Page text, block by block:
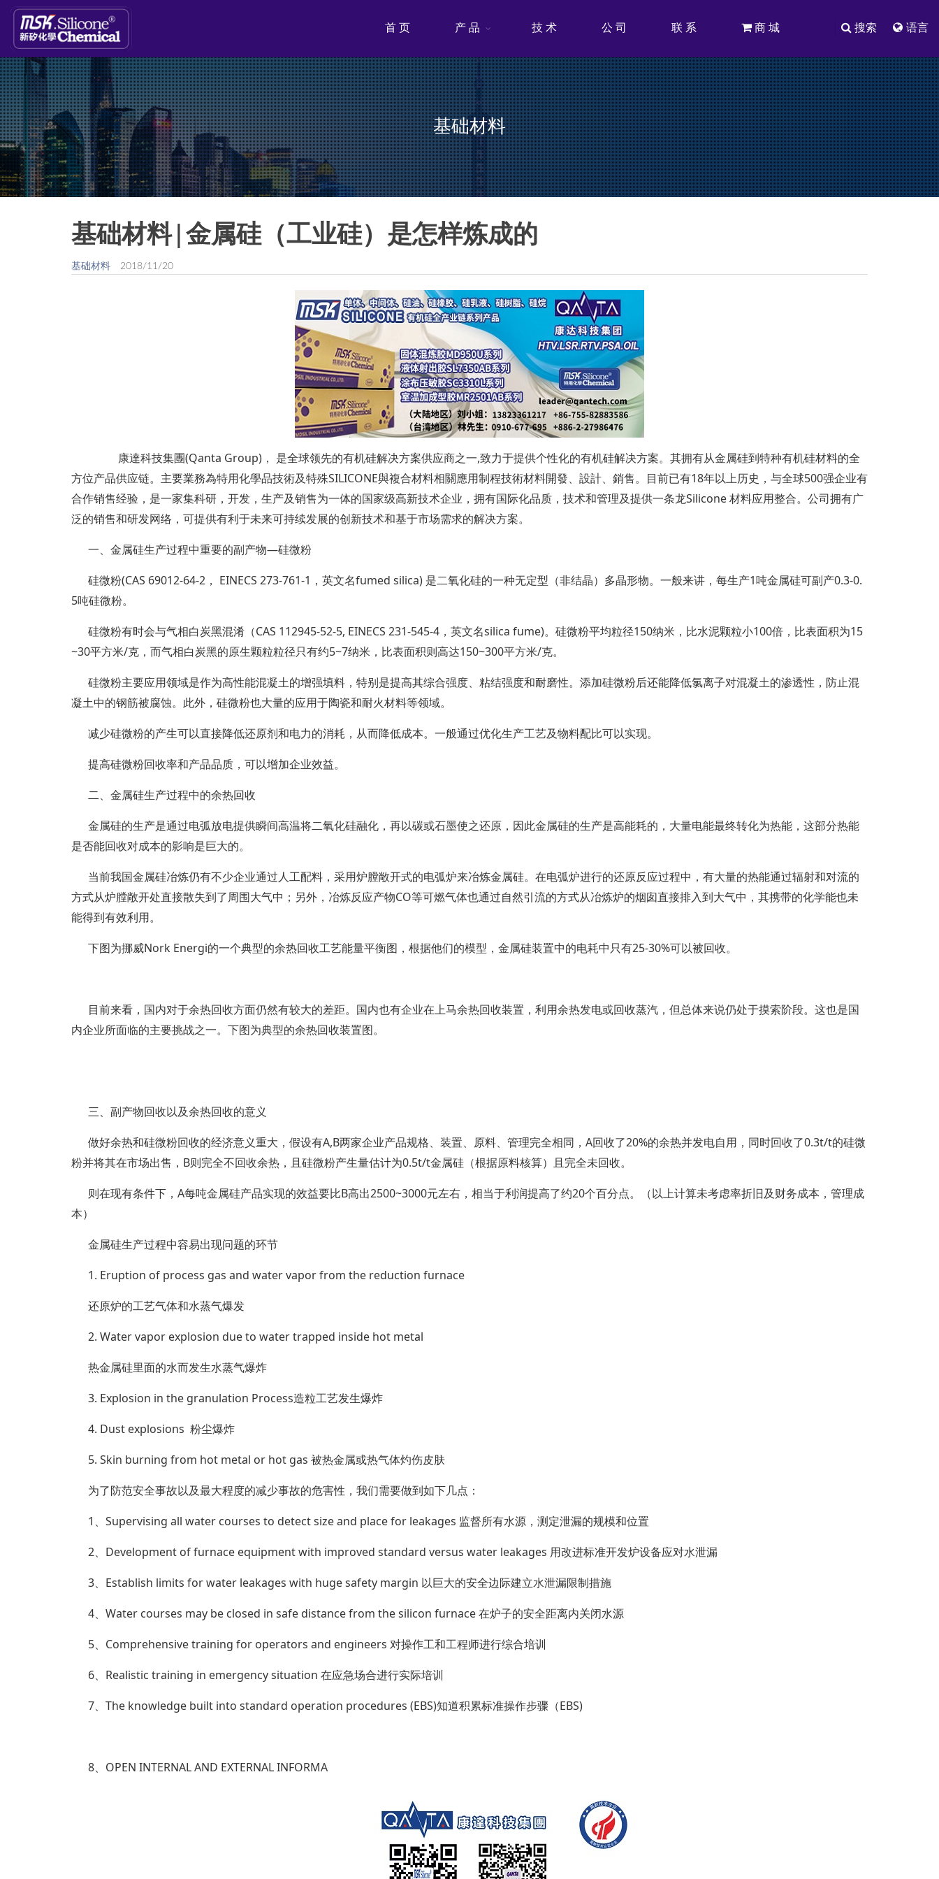
语言
搜索
首 页 产 品 技 术 公 司 联 系 商 城
基础材料
基础材料|金属硅（工业硅）是怎样炼成的
基础材料 2018/11/20
康達科技集團(Qanta Group)， 是全球领先的有机硅解决方案供应商之一,致力于提供个性化的有机硅解决方案。其拥有从金属硅到特种有机硅材料的全
方位产品供应链。主要業務為特用化學品技術及特殊SILICONE與複合材料相關應用制程技術材料開發、設計、銷售。目前已有18年以上历史，与全球500强企业有
合作销售经验，是一家集科研，开发，生产及销售为一体的国家级高新技术企业，拥有国际化品质，技术和管理及提供一条龙Silicone 材料应用整合。公司拥有广
泛的销售和研发网络，可提供有利于未来可持续发展的创新技术和基于市场需求的解决方案。
一、金属硅生产过程中重要的副产物—硅微粉
硅微粉(CAS 69012-64-2， EINECS 273-761-1，英文名fumed silica) 是二氧化硅的一种无定型（非结晶）多晶形物。一般来讲，每生产1吨金属硅可副产0.3-0.
5吨硅微粉。
硅微粉有时会与气相白炭黑混淆（CAS 112945-52-5, EINECS 231-545-4，英文名silica fume)。硅微粉平均粒径150纳米，比水泥颗粒小100倍，比表面积为15
~30平方米/克，而气相白炭黑的原生颗粒粒径只有约5~7纳米，比表面积则高达150~300平方米/克。
硅微粉主要应用领域是作为高性能混凝土的增强填料，特别是提高其综合强度、粘结强度和耐磨性。添加硅微粉后还能降低氯离子对混凝土的渗透性，防止混
凝土中的钢筋被腐蚀。此外，硅微粉也大量的应用于陶瓷和耐火材料等领域。
减少硅微粉的产生可以直接降低还原剂和电力的消耗，从而降低成本。一般通过优化生产工艺及物料配比可以实现。
提高硅微粉回收率和产品品质，可以增加企业效益。
二、金属硅生产过程中的余热回收
金属硅的生产是通过电弧放电提供瞬间高温将二氧化硅融化，再以碳或石墨使之还原，因此金属硅的生产是高能耗的，大量电能最终转化为热能，这部分热能
是否能回收对成本的影响是巨大的。
当前我国金属硅冶炼仍有不少企业通过人工配料，采用炉膛敞开式的电弧炉来冶炼金属硅。在电弧炉进行的还原反应过程中，有大量的热能通过辐射和对流的
方式从炉膛敞开处直接散失到了周围大气中；另外，冶炼反应产物CO等可燃气体也通过自然引流的方式从冶炼炉的烟囱直接排入到大气中，其携带的化学能也未
能得到有效利用。
下图为挪威Nork Energi的一个典型的余热回收工艺能量平衡图，根据他们的模型，金属硅装置中的电耗中只有25-30%可以被回收。
目前来看，国内对于余热回收方面仍然有较大的差距。国内也有企业在上马余热回收装置，利用余热发电或回收蒸汽，但总体来说仍处于摸索阶段。这也是国
内企业所面临的主要挑战之一。下图为典型的余热回收装置图。
三、副产物回收以及余热回收的意义
做好余热和硅微粉回收的经济意义重大，假设有A,B两家企业产品规格、装置、原料、管理完全相同，A回收了20%的余热并发电自用，同时回收了0.3t/t的硅微
粉并将其在市场出售，B则完全不回收余热，且硅微粉产生量估计为0.5t/t金属硅（根据原料核算）且完全未回收。
则在现有条件下，A每吨金属硅产品实现的效益要比B高出2500~3000元左右，相当于利润提高了约20个百分点。（以上计算未考虑率折旧及财务成本，管理成
本）
金属硅生产过程中容易出现问题的环节
1. Eruption of process gas and water vapor from the reduction furnace
还原炉的工艺气体和水蒸气爆发
2. Water vapor explosion due to water trapped inside hot metal
热金属硅里面的水而发生水蒸气爆炸
3. Explosion in the granulation Process造粒工艺发生爆炸
4. Dust explosions 粉尘爆炸
5. Skin burning from hot metal or hot gas 被热金属或热气体灼伤皮肤
为了防范安全事故以及最大程度的减少事故的危害性，我们需要做到如下几点：
1、Supervising all water courses to detect size and place for leakages 监督所有水源，测定泄漏的规模和位置
2、Development of furnace equipment with improved standard versus water leakages 用改进标准开发炉设备应对水泄漏
3、Establish limits for water leakages with huge safety margin 以巨大的安全边际建立水泄漏限制措施
4、Water courses may be closed in safe distance from the silicon furnace 在炉子的安全距离内关闭水源
5、Comprehensive training for operators and engineers 对操作工和工程师进行综合培训
6、Realistic training in emergency situation 在应急场合进行实际培训
7、The knowledge built into standard operation procedures (EBS)知道积累标准操作步骤（EBS)
8、OPEN INTERNAL AND EXTERNAL INFORMA